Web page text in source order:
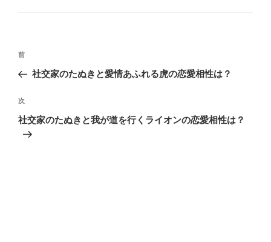
投
ナ
ビ
ゲ
ー
前
の
稿
前
社交家のたぬきと愛情あふれる虎の恋愛相性は？
次
の
次
社交家のたぬきと我が道を行くライオンの恋愛相性は？